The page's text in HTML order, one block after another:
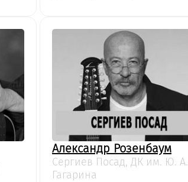
Александр Розенбаум
Сергиев Посад, ДК им. Ю. А.
Гагарина